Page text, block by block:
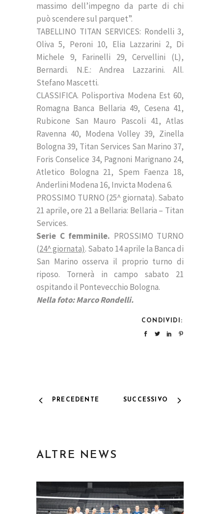
massimo dell’impegno da parte di chi
può scendere sul parquet”.
TABELLINO TITAN SERVICES: Rondelli 3,
Oliva 5, Peroni 10, Elia Lazzarini 2, Di
Michele 9, Farinelli 29, Cervellini (L),
Bernardi. N.E.: Andrea Lazzarini. All.
Stefano Mascetti.
CLASSIFICA. Polisportiva Modena Est 60,
Romagna Banca Bellaria 49, Cesena 41,
Rubicone San Mauro Pascoli 41, Atlas
Ravenna 40, Modena Volley 39, Zinella
Bologna 39, Titan Services San Marino 37,
Foris Conselice 34, Pagnoni Marignano 24,
Atletico Bologna 21, Spem Faenza 18,
Anderlini Modena 16, Invicta Modena 6.
PROSSIMO TURNO (25^ giornata). Sabato
21 aprile, ore 21 a Bellaria: Bellaria – Titan
Services.
Serie C femminile. PROSSIMO TURNO
(24^ giornata). Sabato 14 aprile la Banca di
San Marino osserva il proprio turno di
riposo. Tornerà in campo sabato 21
ospitando il Pontevecchio Bologna.
Nella foto: Marco Rondelli.
CONDIVIDI:
PRECEDENTE SUCCESSIVO
ALTRE NEWS